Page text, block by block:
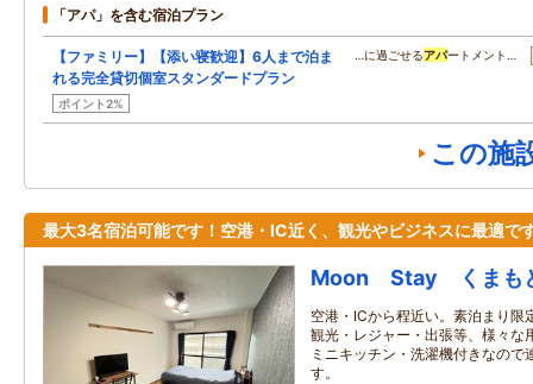
「アパ」を含む宿泊プラン
【ファミリー】【添い寝歓迎】6人まで泊ま
れる完全貸切個室スタンダードプラン
ポイント2%
…に過ごせるアパートメント…
この施
最大3名宿泊可能です！空港・IC近く、観光やビジネスに最適で
Moon Stay くまも
空港・ICから程近い。素泊まり限
観光・レジャー・出張等、様々な
ミニキッチン・洗濯機付きなので
す。